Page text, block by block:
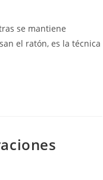
se mantiene
el ratón, es la técnica